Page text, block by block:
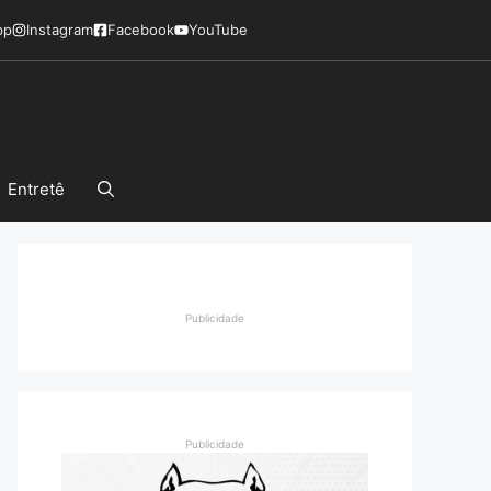
Instagram Facebook YouTube
Entretê
Publicidade
Publicidade